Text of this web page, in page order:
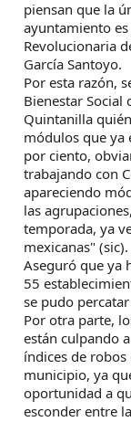
piensan que la
ayuntamiento
Revolucionaria
García Santoyo.
Por esta razón,
Bienestar
Quintanilla
módulos que ya
por ciento,
trabajando con
apareciendo
las
temporada, ya
mexicanas" (sic).
Aseguró que ya
55
se pudo
Por otra parte,
están culpando
índices de
municipio, ya
oportunidad a
esconder entre